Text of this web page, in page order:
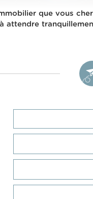
que vous
attendre